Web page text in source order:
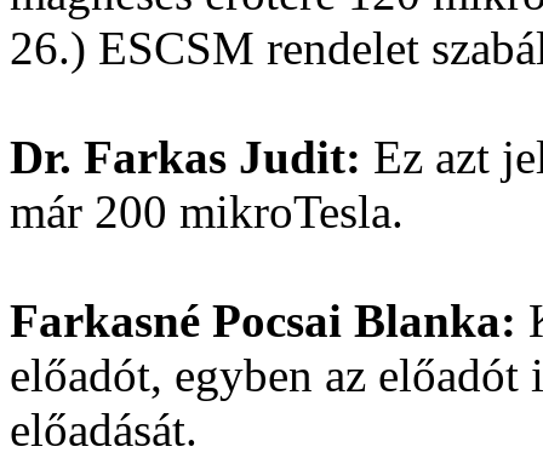
26.) ESCSM rendelet
Dr. Farkas Judit: Ez azt
már 200 mikroTesla.
Farkasné Pocsai Blanka:
előadót, egyben az
előadását.